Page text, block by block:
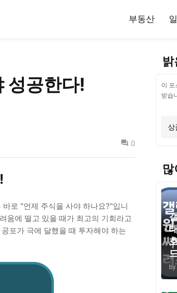
부동산
성공한다!
0
로 "언제 주식을 사야 하나요?"입니
움에 떨고 있을 때가 최고의 기회라고
포가 극에 달했을 때 투자해야 하는
이 포
받습
by